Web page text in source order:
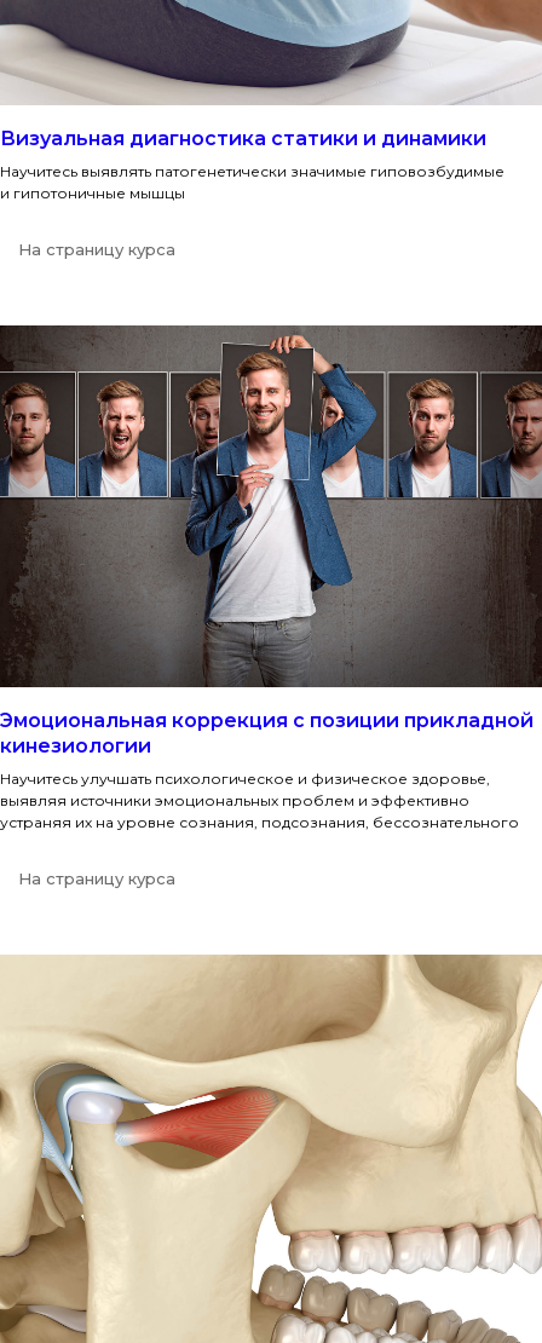
Визуальная диагностика статики и динамики
Научитесь выявлять патогенетически значимые гиповозбудимые
и гипотоничные мышцы
На страницу курса
Эмоциональная коррекция с позиции прикладной
кинезиологии
Научитесь улучшать психологическое и физическое здоровье,
выявляя источники эмоциональных проблем и эффективно
устраняя их на уровне сознания, подсознания, бессознательного
На страницу курса